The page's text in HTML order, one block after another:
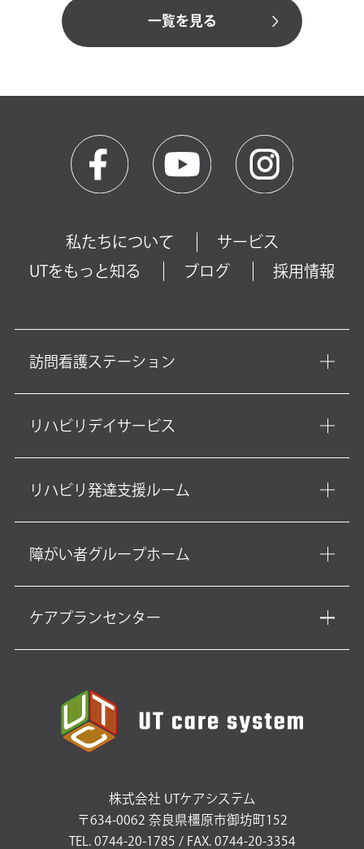
一覧を見る
私たちについて
サービス
UTをもっと知る
ブログ 採用情報
訪問看護ステーション
リハビリデイサービス
リハビリ発達支援ルーム
障がい者グループホーム
ケアプランセンター
株式会社 UTケアシステム
〒634-0062 奈良県橿原市御坊町152
TEL. 0744-20-1785 / FAX. 0744-20-3354